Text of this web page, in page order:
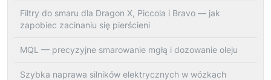
Filtry do smaru dla Dragon X, Piccola i Bravo — jak
zapobiec zacinaniu się pierścieni
MQL — precyzyjne smarowanie mgłą i dozowanie oleju
Szybka naprawa silników elektrycznych w wózkach